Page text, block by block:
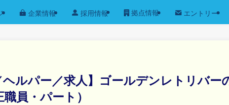
企業情報 採用情報 拠点情報 エントリー
ヘルパー／求人】ゴールデンレトリバ
員・パート）